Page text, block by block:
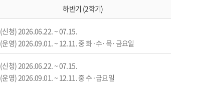
하반기 (2학기)
(신청) 2026.06.22. ~ 07.15.
(운영) 2026.09.01. ~ 12.11. 중 화·수·목·금요일
(신청) 2026.06.22. ~ 07.15.
(운영) 2026.09.01. ~ 12.11. 중 수·금요일